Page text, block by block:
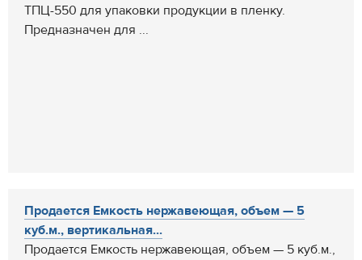
ТПЦ-550 для упаковки продукции в пленку.
Предназначен для ...
Продается Емкость нержавеющая, объем — 5
куб.м., вертикальная...
Продается Емкость нержавеющая, объем — 5 куб.м.,